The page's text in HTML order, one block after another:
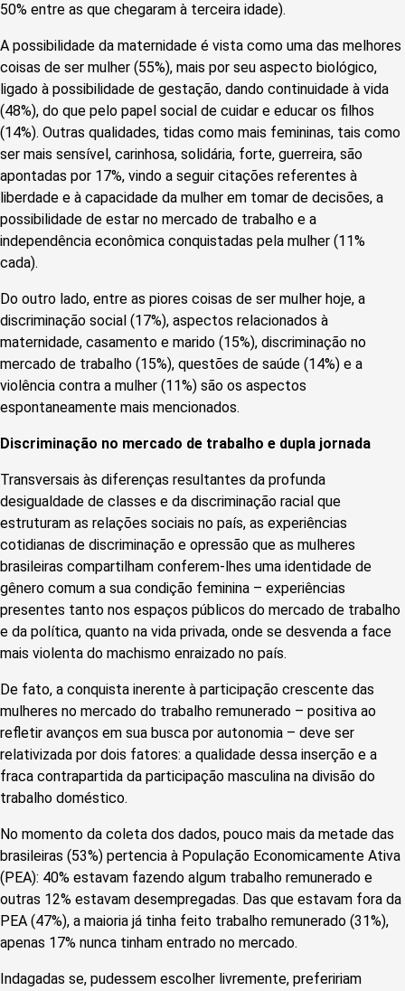
50% entre as que chegaram à terceira idade).
A possibilidade da maternidade é vista como uma das melhores
coisas de ser mulher (55%), mais por seu aspecto biológico,
ligado à possibilidade de gestação, dando continuidade à vida
(48%), do que pelo papel social de cuidar e educar os filhos
(14%). Outras qualidades, tidas como mais femininas, tais como
ser mais sensível, carinhosa, solidária, forte, guerreira, são
apontadas por 17%, vindo a seguir citações referentes à
liberdade e à capacidade da mulher em tomar de decisões, a
possibilidade de estar no mercado de trabalho e a
independência econômica conquistadas pela mulher (11%
cada).
Do outro lado, entre as piores coisas de ser mulher hoje, a
discriminação social (17%), aspectos relacionados à
maternidade, casamento e marido (15%), discriminação no
mercado de trabalho (15%), questões de saúde (14%) e a
violência contra a mulher (11%) são os aspectos
espontaneamente mais mencionados.
Discriminação no mercado de trabalho e dupla jornada
Transversais às diferenças resultantes da profunda
desigualdade de classes e da discriminação racial que
estruturam as relações sociais no país, as experiências
cotidianas de discriminação e opressão que as mulheres
brasileiras compartilham conferem-lhes uma identidade de
gênero comum a sua condição feminina – experiências
presentes tanto nos espaços públicos do mercado de trabalho
e da política, quanto na vida privada, onde se desvenda a face
mais violenta do machismo enraizado no país.
De fato, a conquista inerente à participação crescente das
mulheres no mercado do trabalho remunerado – positiva ao
refletir avanços em sua busca por autonomia – deve ser
relativizada por dois fatores: a qualidade dessa inserção e a
fraca contrapartida da participação masculina na divisão do
trabalho doméstico.
No momento da coleta dos dados, pouco mais da metade das
brasileiras (53%) pertencia à População Economicamente Ativa
(PEA): 40% estavam fazendo algum trabalho remunerado e
outras 12% estavam desempregadas. Das que estavam fora da
PEA (47%), a maioria já tinha feito trabalho remunerado (31%),
apenas 17% nunca tinham entrado no mercado.
Indagadas se, pudessem escolher livremente, prefeririam